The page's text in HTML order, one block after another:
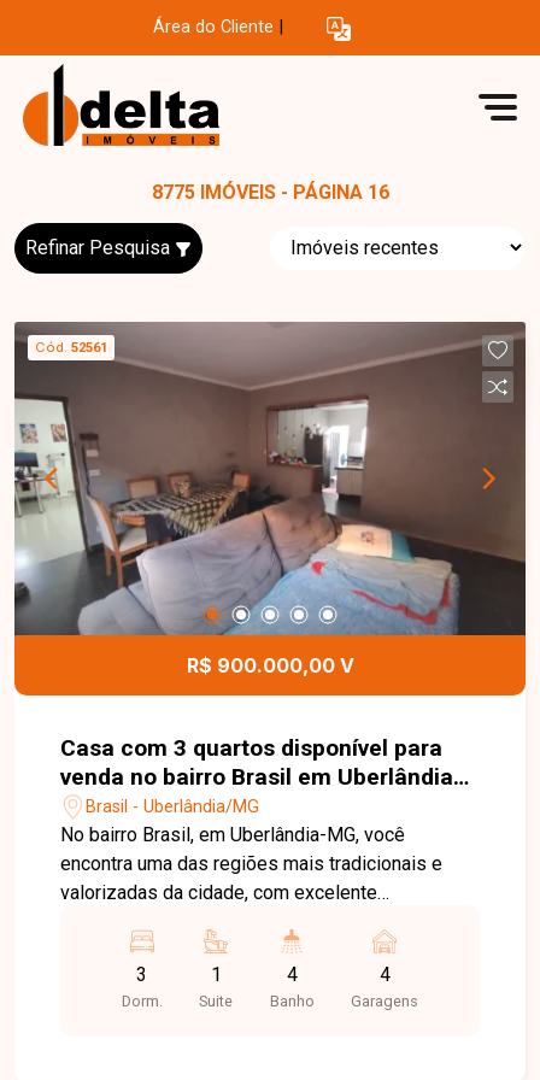
Área do Cliente
8775 IMÓVEIS - PÁGINA 16
Refinar Pesquisa
Cód. 52561
R$ 900.000,00 V
Casa com 3 quartos disponível para
venda no bairro Brasil em Uberlândia
MGBrasil - Uberlândia/MG
No bairro Brasil, em Uberlândia-MG, você
encontra uma das regiões mais tradicionais e
valorizadas da cidade, com excelente
principais avenidas, além de contar com
supermercados, escolas, hospitais, restaurantes
e diversos serviços, oferecendo praticidade,
3
Dorm.
1
Suite
4
Banho
4
Garagens